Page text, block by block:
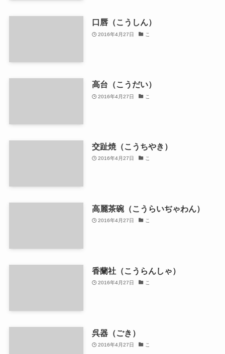
口唇（こうしん）
2016年4月27日 こ
高台（こうだい）
2016年4月27日 こ
交趾焼（こうちやき）
2016年4月27日 こ
高麗茶碗（こうらいぢゃわん）
2016年4月27日 こ
香蘭社（こうらんしゃ）
2016年4月27日 こ
呉器（ごき）
2016年4月27日 こ